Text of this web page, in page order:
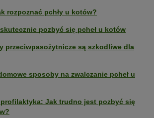
rozpoznać pchły u kotów?
pozbyć się pcheł u kotów
przeciwpasożytnicze są szkodliwe dla
sposoby na zwalczanie pcheł u
Jak trudno jest pozbyć się